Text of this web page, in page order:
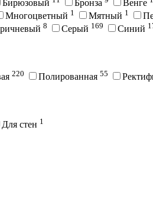
Бирюзовый Бронза Венге
Многоцветный 1 Мятный 1
8 Серый 169 Синий
220 Полированная 55
Для стен 1